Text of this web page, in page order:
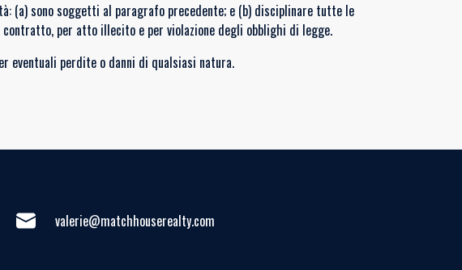
(a) sono soggetti al paragrafo precedente; e (b) disciplinare tutte le
per atto illecito e per violazione degli obblighi di legge.
eventuali perdite o danni di qualsiasi natura.
valerie@matchhouserealty.com